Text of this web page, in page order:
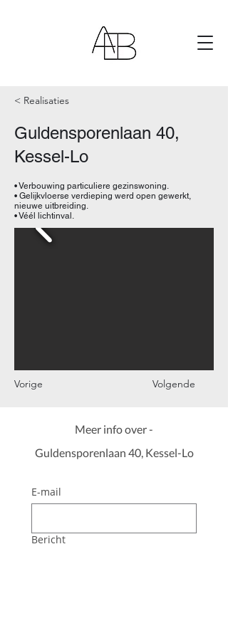
< Realisaties
Guldensporenlaan 40,
Kessel-Lo
• Verbouwing particuliere gezinswoning.
• Gelijkvloerse verdieping werd open gewerkt,
nieuwe uitbreiding.
• Véél lichtinval.
Vorige Volgende
Meer info over -
Guldensporenlaan 40, Kessel-Lo
E-mail
Bericht